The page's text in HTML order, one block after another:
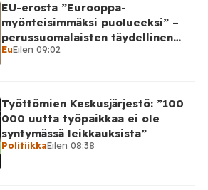
EU-erosta ”Eurooppa-
myönteisimmäksi puolueeksi” –
perussuomalaisten täydellinen
takinkääntö
EuEilen 09:02
Työttömien Keskusjärjestö: ”100
000 uutta työpaikkaa ei ole
syntymässä leikkauksista”
PolitiikkaEilen 08:38